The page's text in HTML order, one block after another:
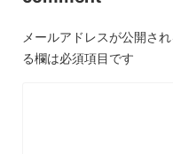
メールアドレスが公開さ
る欄は必須項目です